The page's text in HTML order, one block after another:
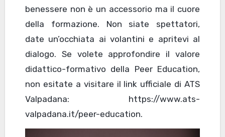
benessere non è un accessorio ma il cuore
della formazione. Non siate spettatori,
date un’occhiata ai volantini e apritevi al
dialogo. Se volete approfondire il valore
didattico-formativo della Peer Education,
non esitate a visitare il link ufficiale di ATS
Valpadana: https://www.ats-
valpadana.it/peer-education.